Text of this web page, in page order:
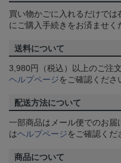
買い物かごに入れるだけで
にご購入手続きをお済ませく
送料について
3,980円（税込）以上のご注
ヘルプページをご確認くださ
配送方法について
一部商品はメール便でのお届
はヘルプページをご確認くだ
商品について